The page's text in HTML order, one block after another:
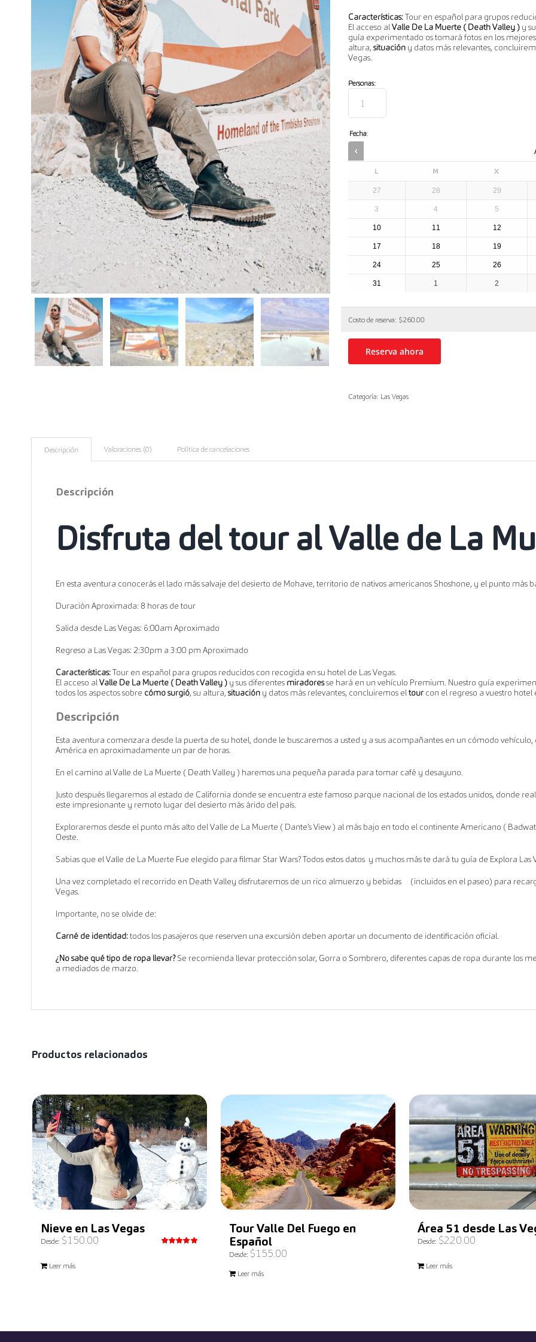
Características:Tour en español para grupos
El acceso alValle De La Muerte ( Death Valley ) y
guía experimentado os tomará fotos en los
altura, situación y datos más relevantes,
Vegas.
Personas:
Fecha:
L M X
27 28 29
3 4 5
10 11 12
17 18 19
24 25 26
31 1 2
Costo de reserva: $260.00
Reserva ahora
Categoría: Las Vegas
Descripción Valoraciones (0) Política de cancelaciones
Descripción
Disfruta del tour al Valle de La
En esta aventura conocerás el lado más salvaje del desierto de Mohave, territorio de nativos americanos Shoshone, y el punto más
Duración Aproximada: 8 horas de tour
Salida desde Las Vegas: 6:00am Aproximado
Regreso a Las Vegas: 2:30pm a 3:00 pm Aproximado
Características:Tour en español para grupos reducidos con recogida en su hotel de Las Vegas.
El acceso alValle De La Muerte ( Death Valley ) y sus diferentes miradoresse hará en un vehículo Premium. Nuestro guía
todos los aspectos sobre cómo surgió, su altura, situación y datos más relevantes, concluiremos eltour con el regreso a vuestro hotel
Descripción
Esta aventura comenzara desde la puerta de su hotel, donde le buscaremos a usted y a sus acompañantes en un cómodo
América en aproximadamente un par de horas.
En el camino al Valle de La Muerte ( Death Valley ) haremos una pequeña parada para tomar café y desayuno.
Justo después llegaremos al estado de California donde se encuentra este famoso parque nacional de los estados unidos, donde
este impresionante y remoto lugar del desierto más árido del país.
Exploraremos desde el punto más alto del Valle de La Muerte ( Dante’s View ) al más bajo en todo el continente Americano (
Oeste.
Sabias que el Valle de La Muerte Fue elegido para filmar Star Wars? Todos estos datos y muchos más te dará tu guía de Explora Las
Una vez completado el recorrido en Death Valley disfrutaremos de un rico almuerzo y bebidas (incluidos en el paseo) para
Vegas.
Importante, no se olvide de:
Carné de identidad:todos los pasajeros que reserven una excursión deben aportar un documento de identificación oficial.
¿No sabe qué tipo de ropa llevar?Se recomienda llevar protección solar, Gorra o Sombrero, diferentes capas de ropa durante los
a mediados de marzo.
Productos relacionados
Nieve en Las Vegas
Desde: $150.00
Leer más
Tour Valle Del Fuego en
Español
Desde: $155.00
Leer más
Área 51 desde Las
Desde: $220.00
Leer más